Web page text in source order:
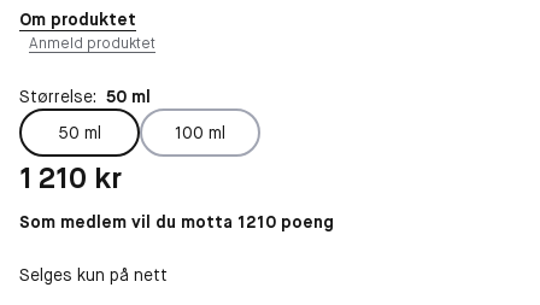
Om produktet
Anmeld produktet
Størrelse: 50 ml
50 ml
100 ml
Pris: 1 210 kr
1 210 kr
Som medlem vil du motta 1210 poeng
Selges kun på nett